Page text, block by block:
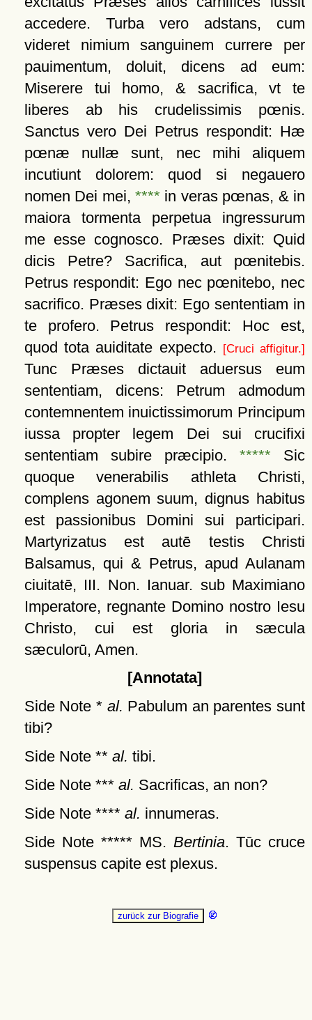
accedere. Turba vero adstans, cum
videret nimium sanguinem currere per
pauimentum, doluit, dicens ad eum:
Miserere tui homo, & sacrifica, vt te
liberes ab his crudelissimis pœnis.
Sanctus vero Dei Petrus respondit: Hæ
pœnæ nullæ sunt, nec mihi aliquem
incutiunt dolorem: quod si negauero
nomen Dei mei,**** in veras pœnas, & in
maiora tormenta perpetua ingressurum
me esse cognosco. Præses dixit: Quid
dicis Petre? Sacrifica, aut pœnitebis.
Petrus respondit: Ego nec pœnitebo, nec
sacrifico. Præses dixit: Ego sententiam in
te profero. Petrus respondit: Hoc est,
quod tota auiditate expecto.
[Cruci affigitur.]
Tunc Præses dictauit aduersus eum
sententiam, dicens: Petrum admodum
contemnentem inuictissimorum Principum
iussa propter legem Dei sui crucifixi
sententiam subire præcipio. ***** Sic
quoque venerabilis athleta Christi,
complens agonem suum, dignus habitus
est passionibus Domini sui participari.
Martyrizatus est autē testis Christi
Balsamus, qui & Petrus, apud Aulanam
ciuitatē, III. Non. Ianuar. sub Maximiano
Imperatore, regnante Domino nostro Iesu
Christo, cui est gloria in sæcula
sæculorū, Amen.
[Annotata]
Side Note * al. Pabulum an parentes sunt
tibi?
Side Note ** al. tibi.
Side Note *** al. Sacrificas, an non?
Side Note **** al. innumeras.
Side Note ***** MS. Bertinia. Tūc cruce
suspensus capite est plexus.